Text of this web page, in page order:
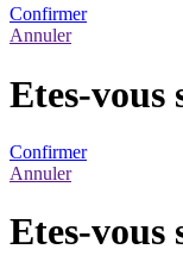
Confirmer
Annuler
Etes-vous
Confirmer
Annuler
Etes-vous